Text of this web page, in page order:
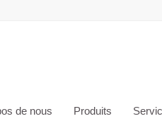
de nous Produits